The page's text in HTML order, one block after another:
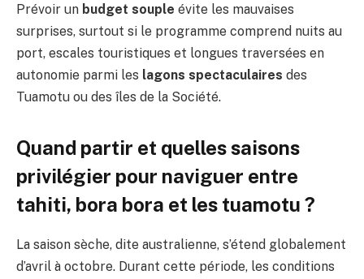
Prévoir un budget souple évite les mauvaises
surprises, surtout si le programme comprend nuits au
port, escales touristiques et longues traversées en
autonomie parmi les lagons spectaculaires des
Tuamotu ou des îles de la Société.
Quand partir et quelles saisons
privilégier pour naviguer entre
tahiti, bora bora et les tuamotu ?
La saison sèche, dite australienne, s’étend globalement
d’avril à octobre. Durant cette période, les conditions